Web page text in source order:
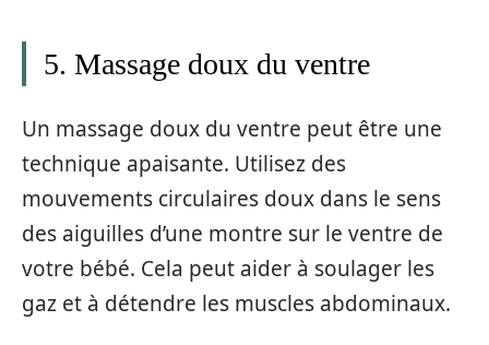
5. Massage doux du ventre
Un massage doux du ventre peut être une
technique apaisante. Utilisez des
mouvements circulaires doux dans le sens
des aiguilles d’une montre sur le ventre de
votre bébé. Cela peut aider à soulager les
gaz et à détendre les muscles abdominaux.